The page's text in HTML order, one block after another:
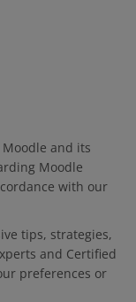
Moodle and its
Moodle
with our
tips, strategies,
and Certified
preferences or